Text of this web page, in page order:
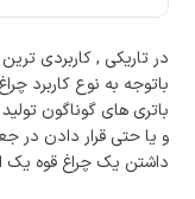
در تاریکی , کاربردی
باتوجه به نوع کاربرد
باتری های گوناگون
و یا حتی قرار دادن در
داشتن یک چراغ قوه یک